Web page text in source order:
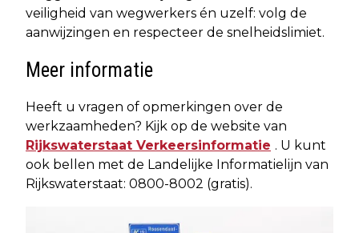
veiligheid van wegwerkers én uzelf: volg de
aanwijzingen en respecteer de snelheidslimiet.
Meer informatie
Heeft u vragen of opmerkingen over de
werkzaamheden? Kijk op de website van
Rijkswaterstaat Verkeersinformatie . U kunt
ook bellen met de Landelijke Informatielijn van
Rijkswaterstaat: 0800-8002 (gratis).